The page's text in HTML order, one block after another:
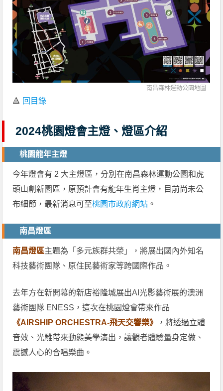
南昌森林運動公園地圖
🔺 回目錄
2024桃園燈會主燈、燈區介紹
桃園龍年主燈
今年燈會有 2 大主燈區，分別在南昌森林運動公園和虎
頭山創新園區，原預計會有龍年生肖主燈，目前尚未公
布細節，最新消息可至桃園市政府網站 。
南昌燈區
南昌燈區主題為「多元族群共榮」，將展出國內外知名
科技藝術團隊、原住民藝術家等跨國際作品。
去年方在新開幕的新店裕隆城展出AI光影藝術展的澳洲
藝術團隊 ENESS，這次在桃園燈會帶來作品
《AIRSHIP ORCHESTRA-飛天交響樂》
，將透過立體
音效、光雕帶來動態美學演出，讓觀者體驗量身定做、
震撼人心的合唱樂曲。